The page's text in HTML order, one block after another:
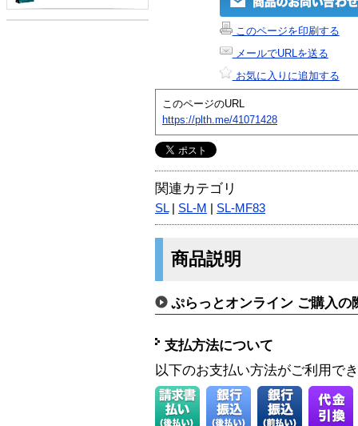
このページを印刷する
メールでURLを送る
お気に入りに追加する
このページのURL
https://plth.me/41071428
関連カテゴリ
SL| SL-M SL-MF83
商品説明
ぷらっとオンライン ご購入の
支払方法について
以下のお支払い方法がご利用で